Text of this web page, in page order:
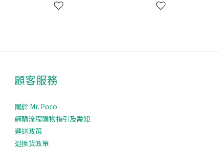
顧客服務
關於 Mr. Poco
網購流程購物指引及需知
運送政策
退換貨政策